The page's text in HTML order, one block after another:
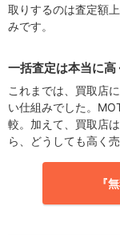
取りするのは査定額
みです。
一括査定は本当に高
これまでは、買取店
い仕組みでした。
較。加えて、買取店
ら、どうしても高く
『